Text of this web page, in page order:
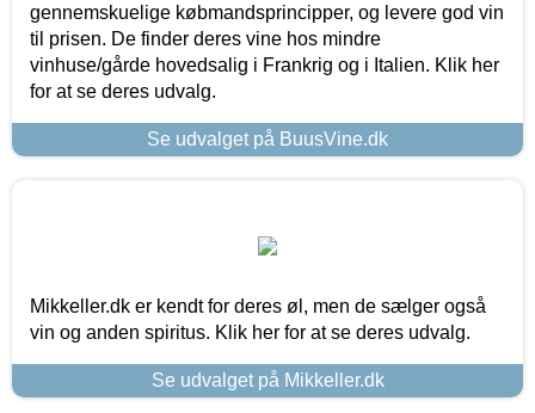
gennemskuelige købmandsprincipper, og levere god vin
til prisen. De finder deres vine hos mindre
vinhuse/gårde hovedsalig i Frankrig og i Italien. Klik her
for at se deres udvalg.
Se udvalget på BuusVine.dk
Mikkeller.dk er kendt for deres øl, men de sælger også
vin og anden spiritus. Klik her for at se deres udvalg.
Se udvalget på Mikkeller.dk